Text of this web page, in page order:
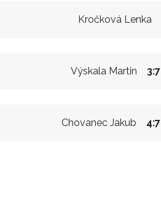
Kročková Lenka
Výskala Martin 3:7
Chovanec Jakub 4:7